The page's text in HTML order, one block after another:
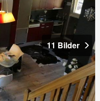
11 Bilder